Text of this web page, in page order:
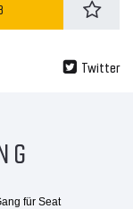
Twitter
für Seat